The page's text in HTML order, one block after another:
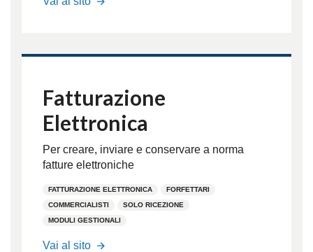
Fatturazione
Elettronica
Per creare, inviare e conservare a norma
fatture elettroniche
FATTURAZIONE ELETTRONICA
FORFETTARI
COMMERCIALISTI
SOLO RICEZIONE
MODULI GESTIONALI
Vai al sito Shop